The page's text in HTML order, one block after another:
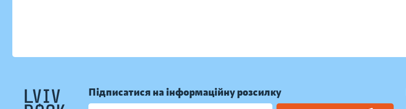
Підписатися на інформаційну розсилку